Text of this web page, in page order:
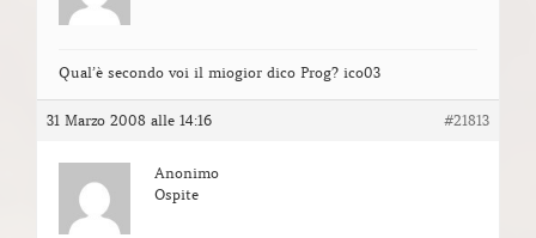
Qual’è secondo voi il miogior dico Prog? ico03
31 Marzo 2008 alle 14:16 #21813
Anonimo
Ospite